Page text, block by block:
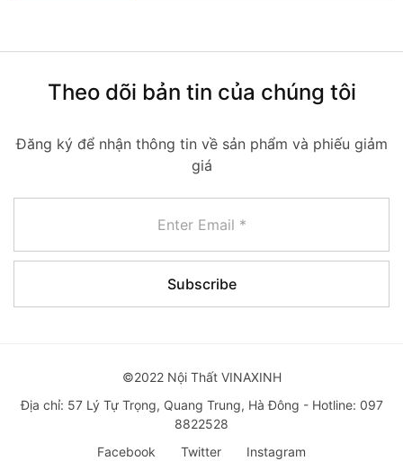
Theo dõi bản tin của chúng tôi
Đăng ký để nhận thông tin về sản phẩm và phiếu giảm
giá
©2022 Nội Thất VINAXINH
Địa chỉ: 57 Lý Tự Trọng, Quang Trung, Hà Đông - Hotline: 097
8822528
Facebook
Twitter Instagram